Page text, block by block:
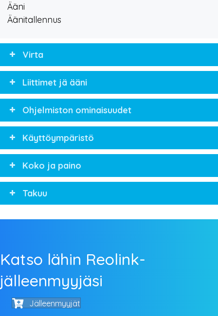
Ääni
Äänitallennus
Virta
Liittimet jä ääni
Ohjelmiston ominaisuudet
Käyttöympäristö
Koko ja paino
Takuu
Katso lähin Reolink-
jälleenmyyjäsi
Jälleenmyyjät